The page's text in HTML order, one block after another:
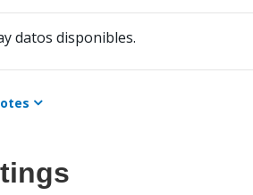
datos disponibles.